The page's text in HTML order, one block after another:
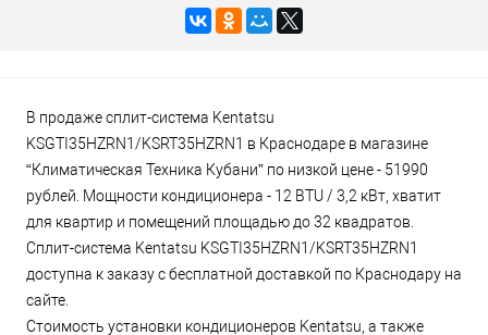
В продаже сплит-система Kentatsu
KSGTI35HZRN1/KSRT35HZRN1 в Краснодаре в магазине
“Климатическая Техника Кубани” по низкой цене - 51990
рублей. Мощности кондиционера - 12 BTU / 3,2 кВт, хватит
для квартир и помещений площадью до 32 квадратов.
Сплит-система Kentatsu KSGTI35HZRN1/KSRT35HZRN1
доступна к заказу с бесплатной доставкой по Краснодару на
сайте.
Стоимость установки кондиционеров Kentatsu, а также